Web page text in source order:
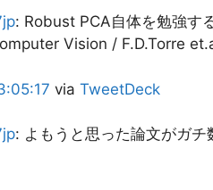
: Robust PCA自体を勉強す
Vision / F.D.Torre
via TweetDeck
: よもうと思った論文がガ